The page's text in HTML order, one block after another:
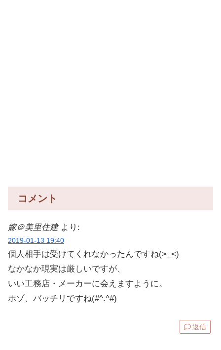
コメント
嫁＠美里住建 より:
2019-01-13 19:40
個人相手は受けてくれなかったんですね(>_<)
なかなか現実は厳しいですが、
いい工務店・メーカーに会えますように。
ホゾ、バッチリですね(#^.^#)
返信